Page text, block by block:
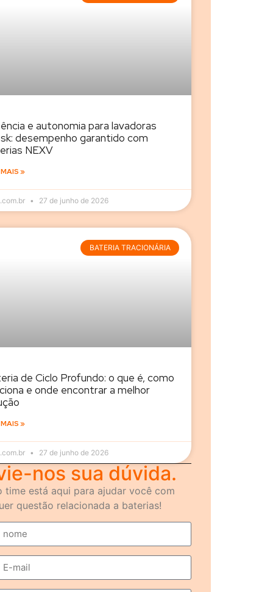
e autonomia para lavadoras
desempenho garantido com
NEXV
»
27 de junho de 2026
BATERIA TRACIONÁRIA
de Ciclo Profundo: o que é, como
e onde encontrar a melhor
»
27 de junho de 2026
nos sua dúvida.
time está aqui para ajudar você com
questão relacionada a baterias!